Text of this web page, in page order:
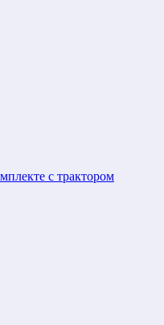
с трактором